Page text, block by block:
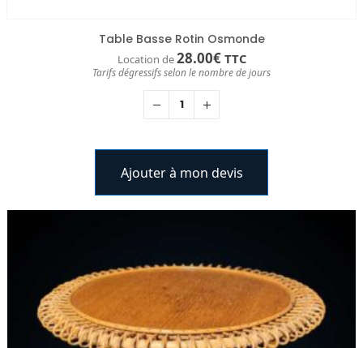
Table Basse Rotin Osmonde
Location de28.00€ TTC
Tarifs dégressifs selon le nombre de jours
Ajouter à mon devis